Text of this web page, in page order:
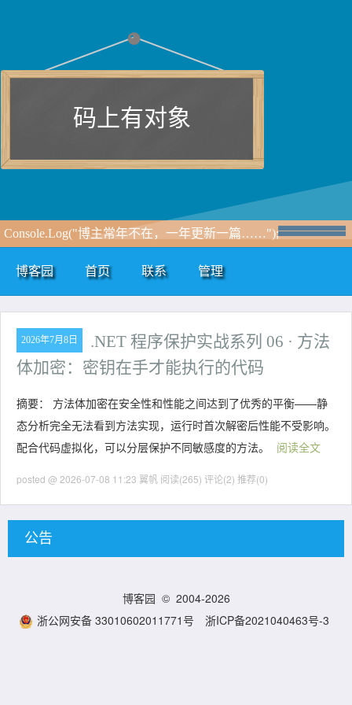
码上有对象
Console.Log("博主常年不在，一年更新一篇……");
博客园 首页 联系 管理
2026年7月8日
.NET 程序保护实战系列 06 · 方法
体加密：密钥在手才能执行的代码
摘要： 方法体加密在安全性和性能之间达到了优秀的平衡——静
态分析完全无法看到方法实现，运行时首次解密后性能不受影响。
配合代码虚拟化，可以分层保护不同敏感度的方法。
阅读全文
posted @ 2026-07-08 11:23 翼帆 阅读(265) 评论(2) 推荐(0)
公告
博客园 © 2004-2026
浙公网安备 33010602011771号
浙ICP备2021040463号-3